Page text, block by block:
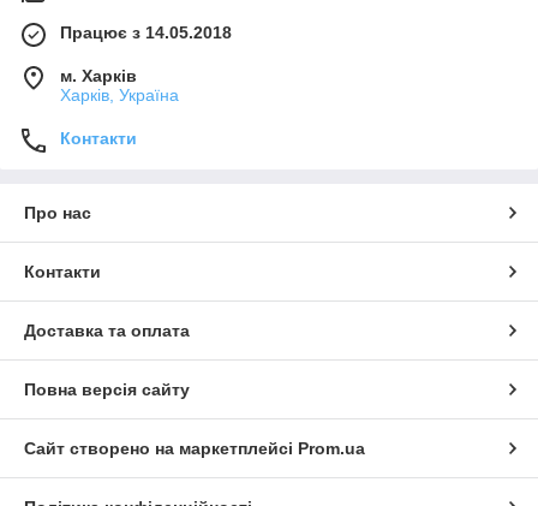
Працює з 14.05.2018
м. Харків
Харків, Україна
Контакти
Про нас
Контакти
Доставка та оплата
Повна версія сайту
Сайт створено на маркетплейсі Prom.ua